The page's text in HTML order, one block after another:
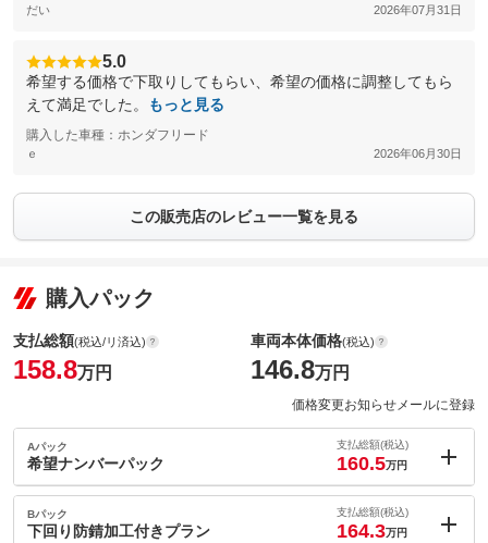
だい 2026年07月31日
5.0
希望する価格で下取りしてもらい、希望の価格に調整してもら
えて満足でした。
もっと見る
購入した車種：ホンダフリード
ｅ 2026年06月30日
この販売店のレビュー一覧を見る
購入パック
支払総額(税込/リ済込)
158.8万円
車両本体価格(税込)
146.8万円
価格変更お知らせメールに登録
Aパック
希望ナンバーパック
支払総額(税込)
160.5万円
内：オプシ
ョン価格
(税込)
Bパック
下回り防錆加工付きプラン
支払総額(税込)
164.3万円